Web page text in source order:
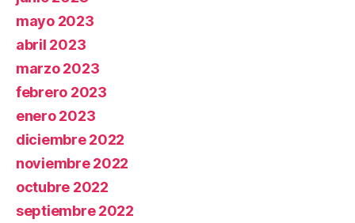
mayo 2023
abril 2023
marzo 2023
febrero 2023
enero 2023
diciembre 2022
noviembre 2022
octubre 2022
septiembre 2022